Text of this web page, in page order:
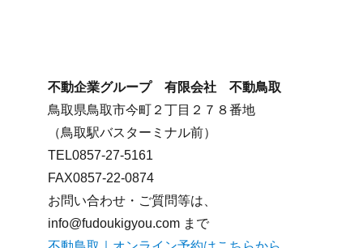
不動企業グループ 有限会社 不動鳥取
鳥取県鳥取市今町２丁目２７８番地
（鳥取駅バスターミナル前）
TEL0857-27-5161
FAX0857-22-0874
お問い合わせ・ご質問等は、
info@fudoukigyou.com まで